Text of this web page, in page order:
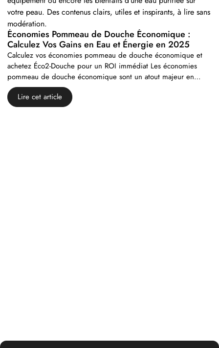
votre peau. Des contenus clairs, utiles et inspirants, à lire sans
modération.
Économies Pommeau de Douche Économique :
Calculez Vos Gains en Eau et Énergie en 2025
Calculez vos économies pommeau de douche économique et
achetez Éco2-Douche pour un ROI immédiat Les économies
pommeau de douche économique sont un atout majeur en…
Lire cet article